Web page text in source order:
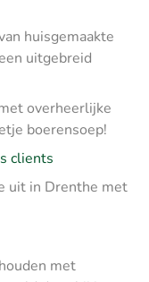
huisgemaakte
uitgebreid
overheerlijke
boerensoep!
clients
uit in Drenthe met
met